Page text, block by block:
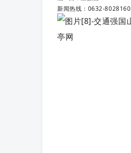
新闻热线：0632-8028160